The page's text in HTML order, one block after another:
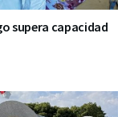
supera capacidad